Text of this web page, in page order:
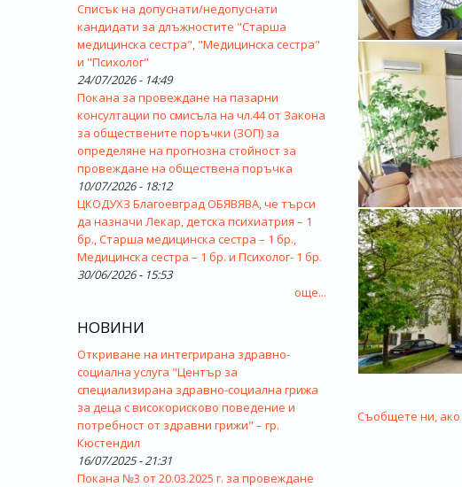
Съобщете ни, ако
Списък на допуснати/недопуснати
кандидати за длъжностите "Старша
медицинска сестра", "Медицинска сестра"
и "Психолог"
24/07/2026 - 14:49
Покана за провеждане на пазарни
консултации по смисъла на чл.44 от Закона
за обществените поръчки (ЗОП) за
определяне на прогнозна стойност за
провеждане на обществена поръчка
10/07/2026 - 18:12
ЦКОДУХЗ Благоевград ОБЯВЯВА, че търси
да назначи Лекар, детска психиатрия – 1
бр., Старша медицинска сестра – 1 бр.,
Медицинска сестра – 1 бр. и Психолог- 1 бр.
30/06/2026 - 15:53
още...
НОВИНИ
Откриване на интегрирана здравно-
социална услуга "Център за
специализирана здравно-социална грижа
за деца с високорисково поведение и
потребност от здравни грижи" – гр.
Кюстендил
16/07/2025 - 21:31
Покана №3 от 20.03.2025 г. за провеждане